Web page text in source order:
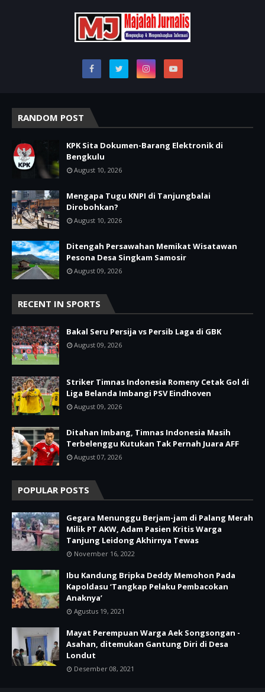
RANDOM POST
KPK Sita Dokumen-Barang Elektronik di
Bengkulu
August 10, 2026
Mengapa Tugu KNPI di Tanjungbalai
Dirobohkan?
August 10, 2026
Ditengah Persawahan Memikat Wisatawan
Pesona Desa Singkam Samosir
August 09, 2026
RECENT IN SPORTS
Bakal Seru Persija vs Persib Laga di GBK
August 09, 2026
Striker Timnas Indonesia Romeny Cetak Gol di
Liga Belanda Imbangi PSV Eindhoven
August 09, 2026
Ditahan Imbang, Timnas Indonesia Masih
Terbelenggu Kutukan Tak Pernah Juara AFF
August 07, 2026
POPULAR POSTS
Gegara Menunggu Berjam-jam di Palang Merah
Milik PT AKW, Adam Pasien Kritis Warga
Tanjung Leidong Akhirnya Tewas
November 16, 2022
Ibu Kandung Bripka Deddy Memohon Pada
Kapoldasu ‘Tangkap Pelaku Pembacokan
Anaknya’
Agustus 19, 2021
Mayat Perempuan Warga Aek Songsongan -
Asahan, ditemukan Gantung Diri di Desa
Londut
Desember 08, 2021